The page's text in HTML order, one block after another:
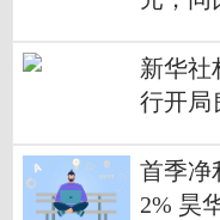
新华社
行开局
首季净
2% 昊